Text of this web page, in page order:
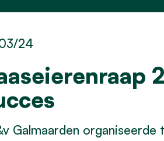
24
Galmaarden